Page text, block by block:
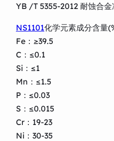
YB /T 5355-2012 耐蚀合金
NS1101化学元素成分含量
Fe：≥39.5
C：≤0.1
Si：≤1
Mn：≤1.5
P：≤0.03
S：≤0.015
Cr：19-23
Ni：30-35